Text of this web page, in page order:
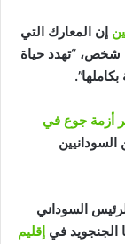
إن المعارك التي
شخص، “تهدد حياة
أزمة جوع في
السوداني
إقليم